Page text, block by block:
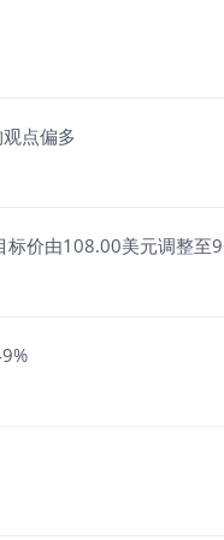
点偏多
价由108.00美元调整至